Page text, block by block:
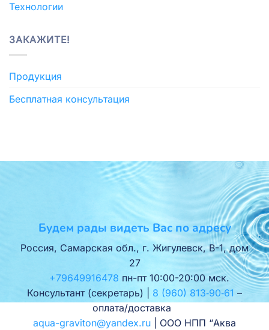
Технологии
ЗАКАЖИТЕ!
Продукция
Бесплатная консультация
Будем рады видеть Вас по адресу
Россия, Самарская обл., г. Жигулевск, В-1, дом
27
+79649916478 пн-пт 10:00-20:00 мск.
Консультант (секретарь) | 8 (960) 813‑90‑61 –
оплата/доставка
aqua-graviton@yandex.ru | ООО НПП “Аква